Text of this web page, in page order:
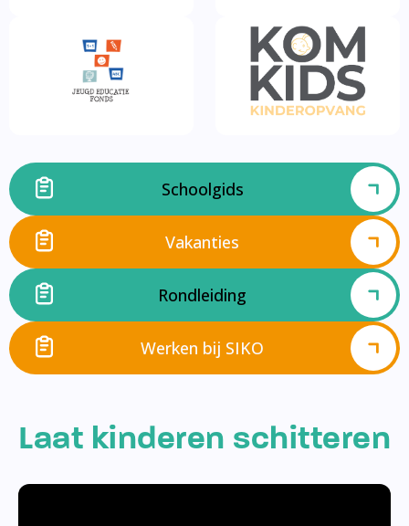
Schoolgids
Vakanties
Rondleiding
Werken bij SIKO
Laat kinderen schitteren